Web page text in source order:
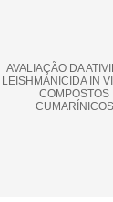
AVALIAÇÃO DA
LEISHMANICIDA IN
COMPOSTOS
CUMARÍNICOS